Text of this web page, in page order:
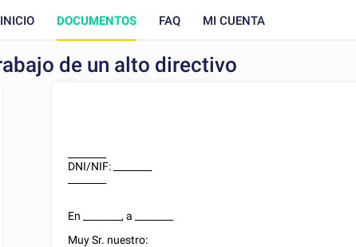
INICIO DOCUMENTOS FAQ MI CUENTA
de un alto directivo
DNI/NIF:
En , a
Muy Sr. nuestro: